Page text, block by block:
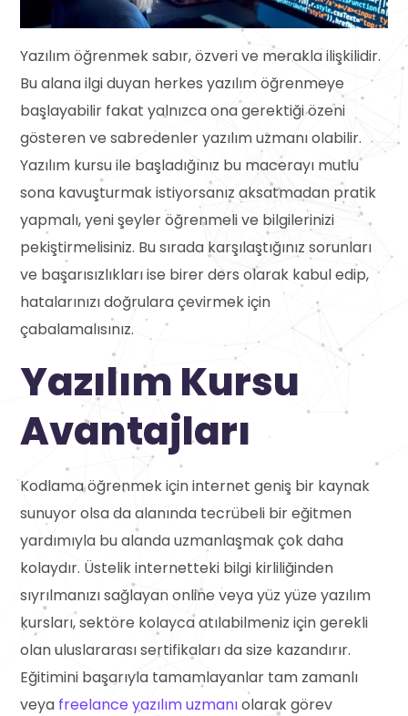
Yazılım öğrenmek sabır, özveri ve merakla ilişkilidir.
Bu alana ilgi duyan herkes yazılım öğrenmeye
başlayabilir fakat yalnızca ona gerektiği özeni
gösteren ve sabredenler yazılım uzmanı olabilir.
Yazılım kursu ile başladığınız bu macerayı mutlu
sona kavuşturmak istiyorsanız aksatmadan pratik
yapmalı, yeni şeyler öğrenmeli ve bilgilerinizi
pekiştirmelisiniz. Bu sırada karşılaştığınız sorunları
ve başarısızlıkları ise birer ders olarak kabul edip,
hatalarınızı doğrulara çevirmek için
çabalamalısınız.
Yazılım Kursu
Avantajları
Kodlama öğrenmek için internet geniş bir kaynak
sunuyor olsa da alanında tecrübeli bir eğitmen
yardımıyla bu alanda uzmanlaşmak çok daha
kolaydır. Üstelik internetteki bilgi kirliliğinden
sıyrılmanızı sağlayan online veya yüz yüze yazılım
kursları, sektöre kolayca atılabilmeniz için gerekli
olan uluslararası sertifikaları da size kazandırır.
Eğitimini başarıyla tamamlayanlar tam zamanlı
veya freelance yazılım uzmanıolarak görev